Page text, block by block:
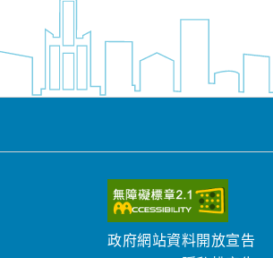
政府網站資料開放宣告